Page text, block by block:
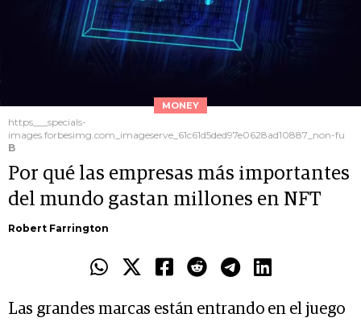
MONEY
https___specials-
images.forbesimg.com_imageserve_61c61d5ded97e0628ad10887_non-fu
B
Por qué las empresas más importantes
del mundo gastan millones en NFT
Robert Farrington
Las grandes marcas están entrando en el juego